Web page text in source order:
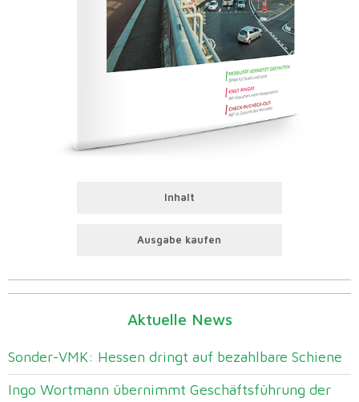
Inhalt
Ausgabe kaufen
Aktuelle News
Sonder-VMK: Hessen dringt auf bezahlbare Schiene
Ingo Wortmann übernimmt Geschäftsführung der